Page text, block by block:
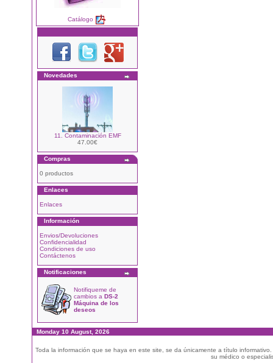
Catálogo
Novedades
11. Contaminación EMF
47.00€
Compras
0 productos
Enlaces
Enlaces
Información
Envios/Devoluciones
Confidencialidad
Condiciones de uso
Contáctenos
Notificaciones
Notifiqueme de
cambios a DS-2
Máquina de los
deseos
Monday 10 August, 2026
Toda la información que se haya en este site, se da únicamente a título
su médico o